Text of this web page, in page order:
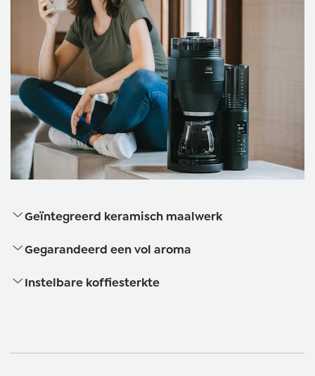
Geïntegreerd keramisch maalwerk
Gegarandeerd een vol aroma
Instelbare koffiesterkte